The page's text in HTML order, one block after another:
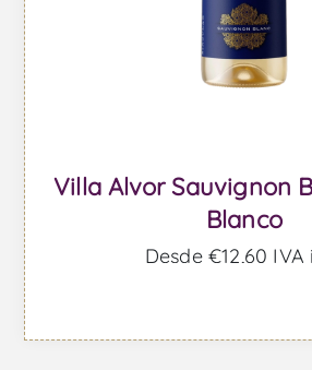
Villa Alvor Sauvignon
Blanco
Desde €12,60 IVA